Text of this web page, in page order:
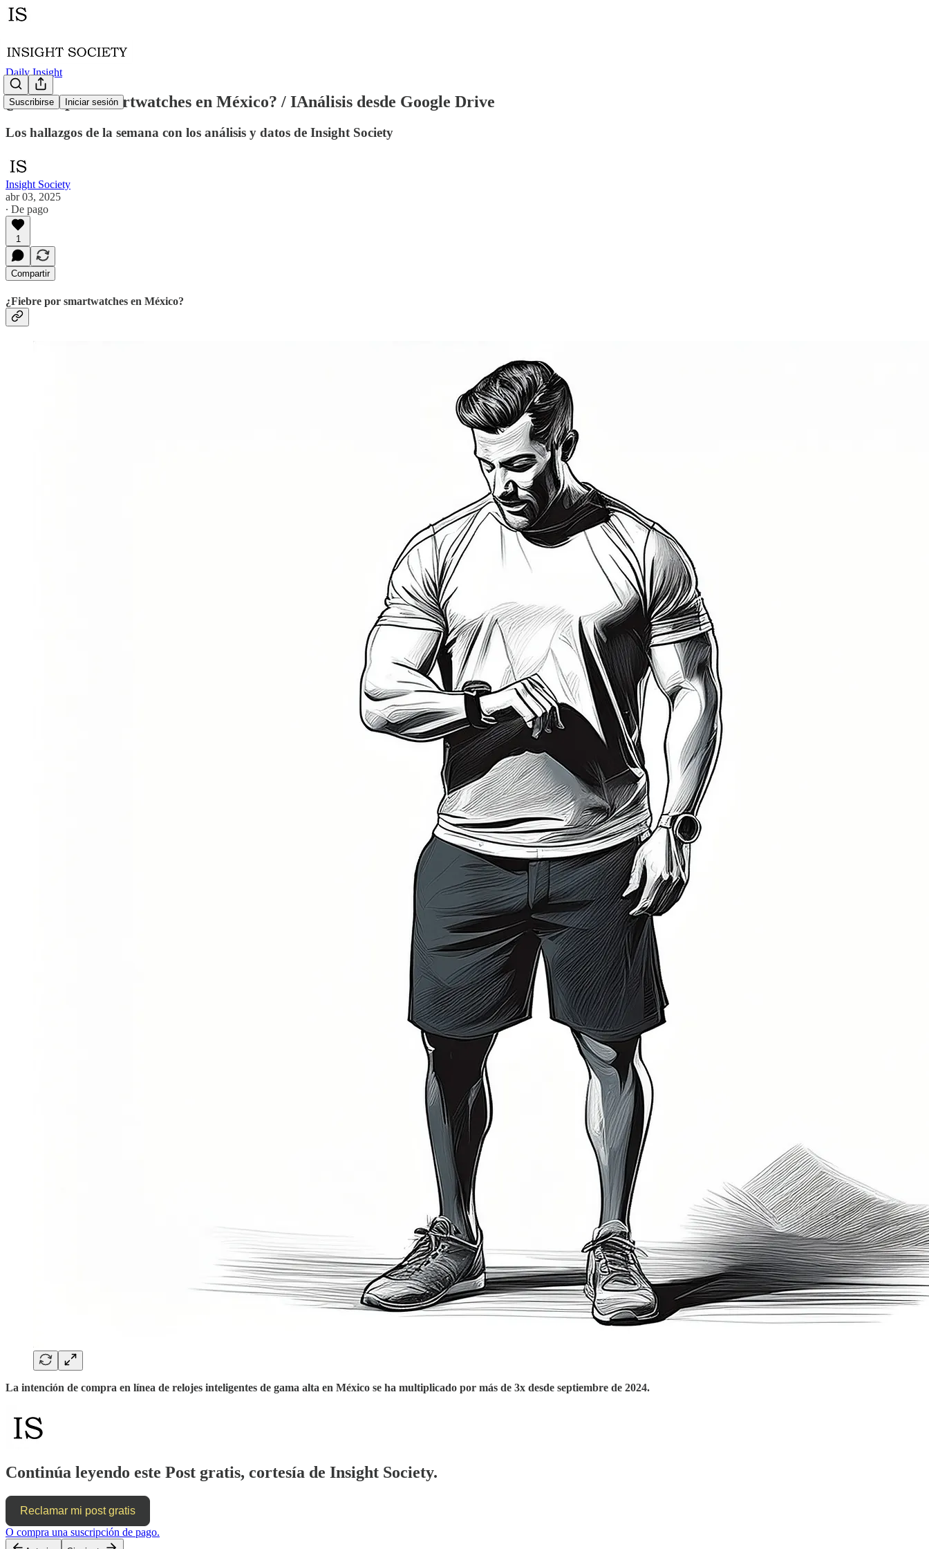
Suscribirse Iniciar sesión
Daily Insight
¿Fiebre por smartwatches en México? / IAnálisis desde Google Drive
Los hallazgos de la semana con los análisis y datos de Insight Society
Insight Society
abr 03, 2025
∙ De pago
1
Compartir
¿Fiebre por smartwatches en México?
La intención de compra en línea de relojes inteligentes de gama alta en México se ha multiplicado por más de 3x desde septiembre de 2024.
Continúa leyendo este Post gratis, cortesía de Insight Society.
Reclamar mi post gratis
O compra una suscripción de pago.